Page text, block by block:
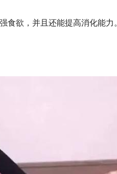
食欲，并且还能提高消化能力。